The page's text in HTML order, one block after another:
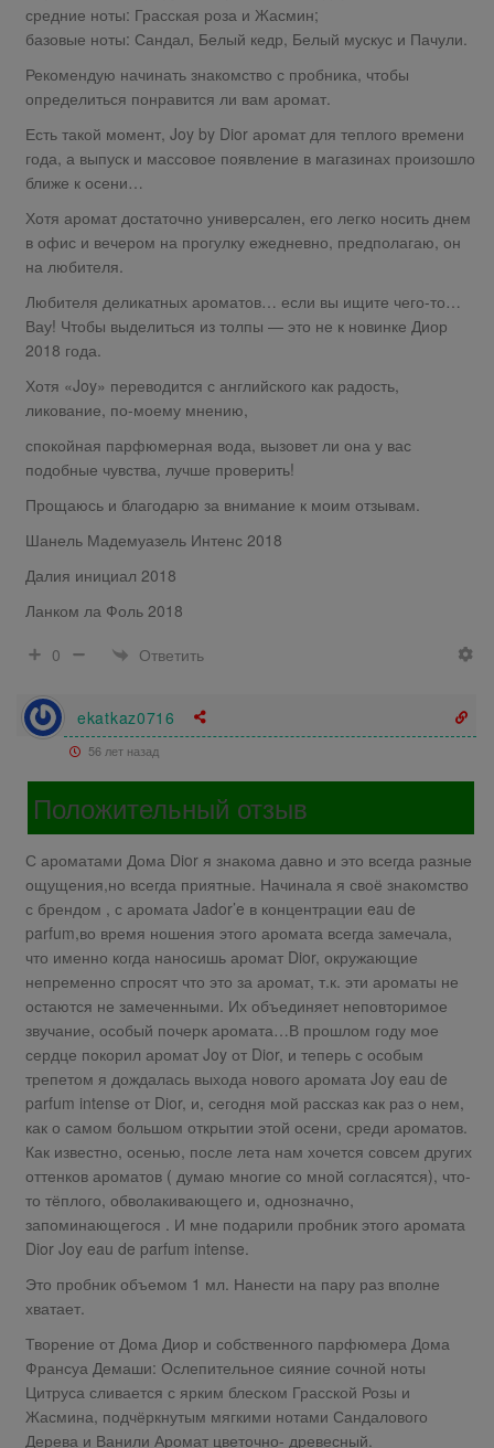
средние ноты: Грасская роза и Жасмин;
базовые ноты: Сандал, Белый кедр, Белый мускус и Пачули.
Рекомендую начинать знакомство с пробника, чтобы
определиться понравится ли вам аромат.
Есть такой момент, Joy by Dior аромат для теплого времени
года, а выпуск и массовое появление в магазинах произошло
ближе к осени…
Хотя аромат достаточно универсален, его легко носить днем
в офис и вечером на прогулку ежедневно, предполагаю, он
на любителя.
Любителя деликатных ароматов… если вы ищите чего-то…
Вау! Чтобы выделиться из толпы — это не к новинке Диор
2018 года.
Хотя «Joy» переводится с английского как радость,
ликование, по-моему мнению,
спокойная парфюмерная вода, вызовет ли она у вас
подобные чувства, лучше проверить!
Прощаюсь и благодарю за внимание к моим отзывам.
Шанель Мадемуазель Интенс 2018
Далия инициал 2018
Ланком ла Фоль 2018
0
Ответить
ekatkaz0716
56 лет назад
Положительный отзыв
С ароматами Дома Dior я знакома давно и это всегда разные
ощущения,но всегда приятные. Начинала я своё знакомство
с брендом , с аромата Jador’e в концентрации eau de
parfum,во время ношения этого аромата всегда замечала,
что именно когда наносишь аромат Dior, окружающие
непременно спросят что это за аромат, т.к. эти ароматы не
остаются не замеченными. Их объединяет неповторимое
звучание, особый почерк аромата…В прошлом году мое
сердце покорил аромат Joy от Dior, и теперь с особым
трепетом я дождалась выхода нового аромата Joy eau de
parfum intense от Dior, и, сегодня мой рассказ как раз о нем,
как о самом большом открытии этой осени, среди ароматов.
Как известно, осенью, после лета нам хочется совсем других
оттенков ароматов ( думаю многие со мной согласятся), что-
то тёплого, обволакивающего и, однозначно,
запоминающегося . И мне подарили пробник этого аромата
Dior Joy eau de parfum intense.
Это пробник объемом 1 мл. Нанести на пару раз вполне
хватает.
Творение от Дома Диор и собственного парфюмера Дома
Франсуа Демаши: Ослепительное сияние сочной ноты
Цитруса сливается с ярким блеском Грасской Розы и
Жасмина, подчёркнутым мягкими нотами Сандалового
Дерева и Ванили Аромат цветочно- древесный.